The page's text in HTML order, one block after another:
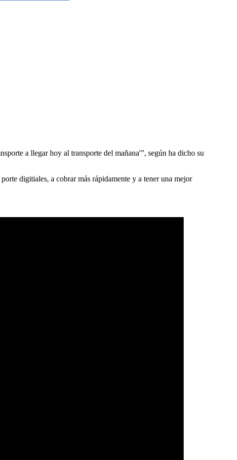
a llegar hoy al transporte del mañana'”, según ha dicho su
digitiales, a cobrar más rápidamente y a tener una mejor